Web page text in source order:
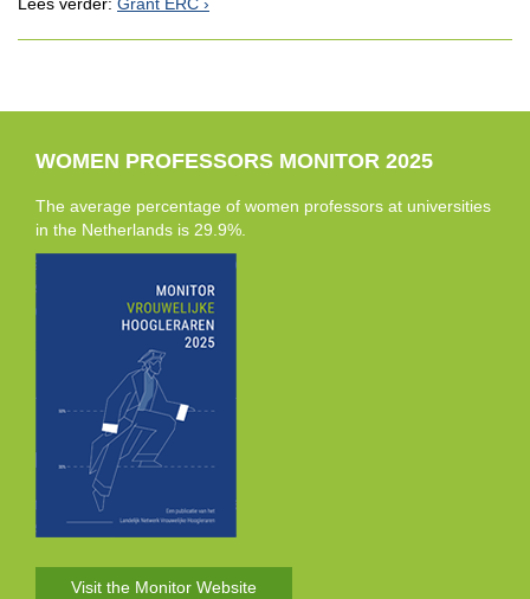
Lees verder: Grant ERC
WOMEN PROFESSORS MONITOR 2025
The average percentage of women professors at universities
in the Netherlands is 29.9%.
Visit the Monitor Website